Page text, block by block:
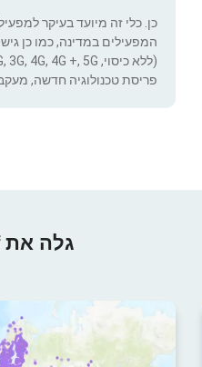
כן. כלי זה מיועד בעיקר
המפעילים במדינה, כמו כן
פריסת טכנולוגיה חדשה, מעקב
גלה את nPerf